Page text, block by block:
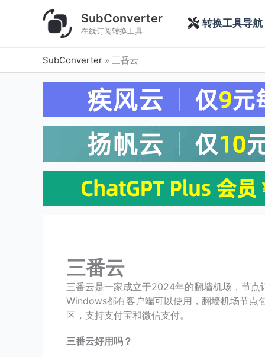
SubConverter
在线订阅转换工具
转换工具导航
SubConverter » 三番云
三番云
三番云是一家成立于2024年的翻墙机场，节
Windows都有客户端可以使用，翻墙机场节点
区，支持支付宝和微信支付。
三番云好用吗？